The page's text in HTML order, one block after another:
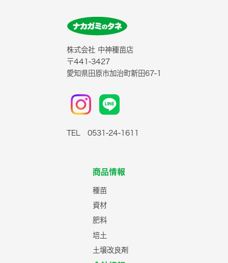
株式会社 中神種苗店
〒441-3427
愛知県田原市加治町新田67-1
TEL 0531-24-1611
商品情報
種苗
資材
肥料
培土
土壌改良剤